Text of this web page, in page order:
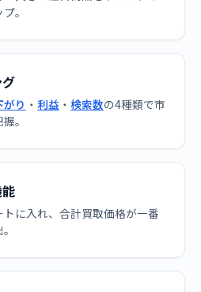
。
り ・ 利益 ・ 検索数の4種類で市
。
に入れ、合計買取価格が一番